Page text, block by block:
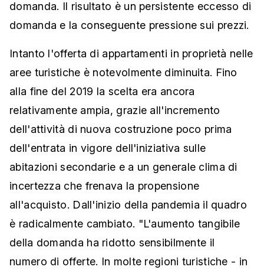
domanda. Il risultato è un persistente eccesso di
domanda e la conseguente pressione sui prezzi.
Intanto l'offerta di appartamenti in proprietà nelle
aree turistiche è notevolmente diminuita. Fino
alla fine del 2019 la scelta era ancora
relativamente ampia, grazie all'incremento
dell'attività di nuova costruzione poco prima
dell'entrata in vigore dell'iniziativa sulle
abitazioni secondarie e a un generale clima di
incertezza che frenava la propensione
all'acquisto. Dall'inizio della pandemia il quadro
è radicalmente cambiato. "L'aumento tangibile
della domanda ha ridotto sensibilmente il
numero di offerte. In molte regioni turistiche - in